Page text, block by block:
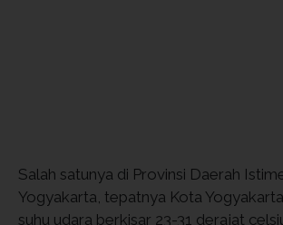
Salah satunya di Provinsi Daerah
Yogyakarta, tepatnya Kota
suhu udara berkisar 23-31 derajat